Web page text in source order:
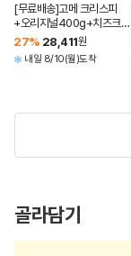
[무료배송]고메 크리스피
+오리지널400g+치즈크리
스피+통모짜핫도그340g
(총 4개)
27% 28,411원
내일 8/10(월)도착
골라담기